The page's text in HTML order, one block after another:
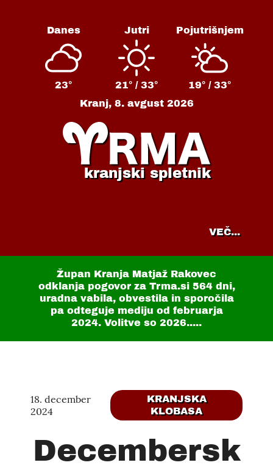
Danes
23°
Jutri
21° / 33°
Pojutrišnjem
19° / 33°
Kranj, 8. avgust 2026
kranjski spletnik
VEČ...
Župan Kranja Matjaž Rakovec
odklanja pogovor za Trma.si 564 dni,
uradna vabila, obvestila in sporočila
pa odteguje mediju od februarja
2024. Volitve so 2026.....
18. december
2024
KRANJSKA
KLOBASA
Decembersk